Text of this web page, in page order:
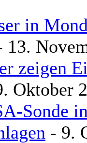
in
13.
zeigen
Oktober
Sonde
- 9.